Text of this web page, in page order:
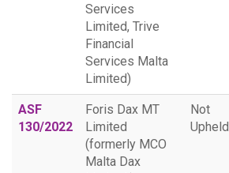
Services
Limited, Trive
Financial
Services Malta
Limited)
ASF
130/2022
Foris Dax MT
Limited
(formerly MCO
Malta Dax
Not
Upheld